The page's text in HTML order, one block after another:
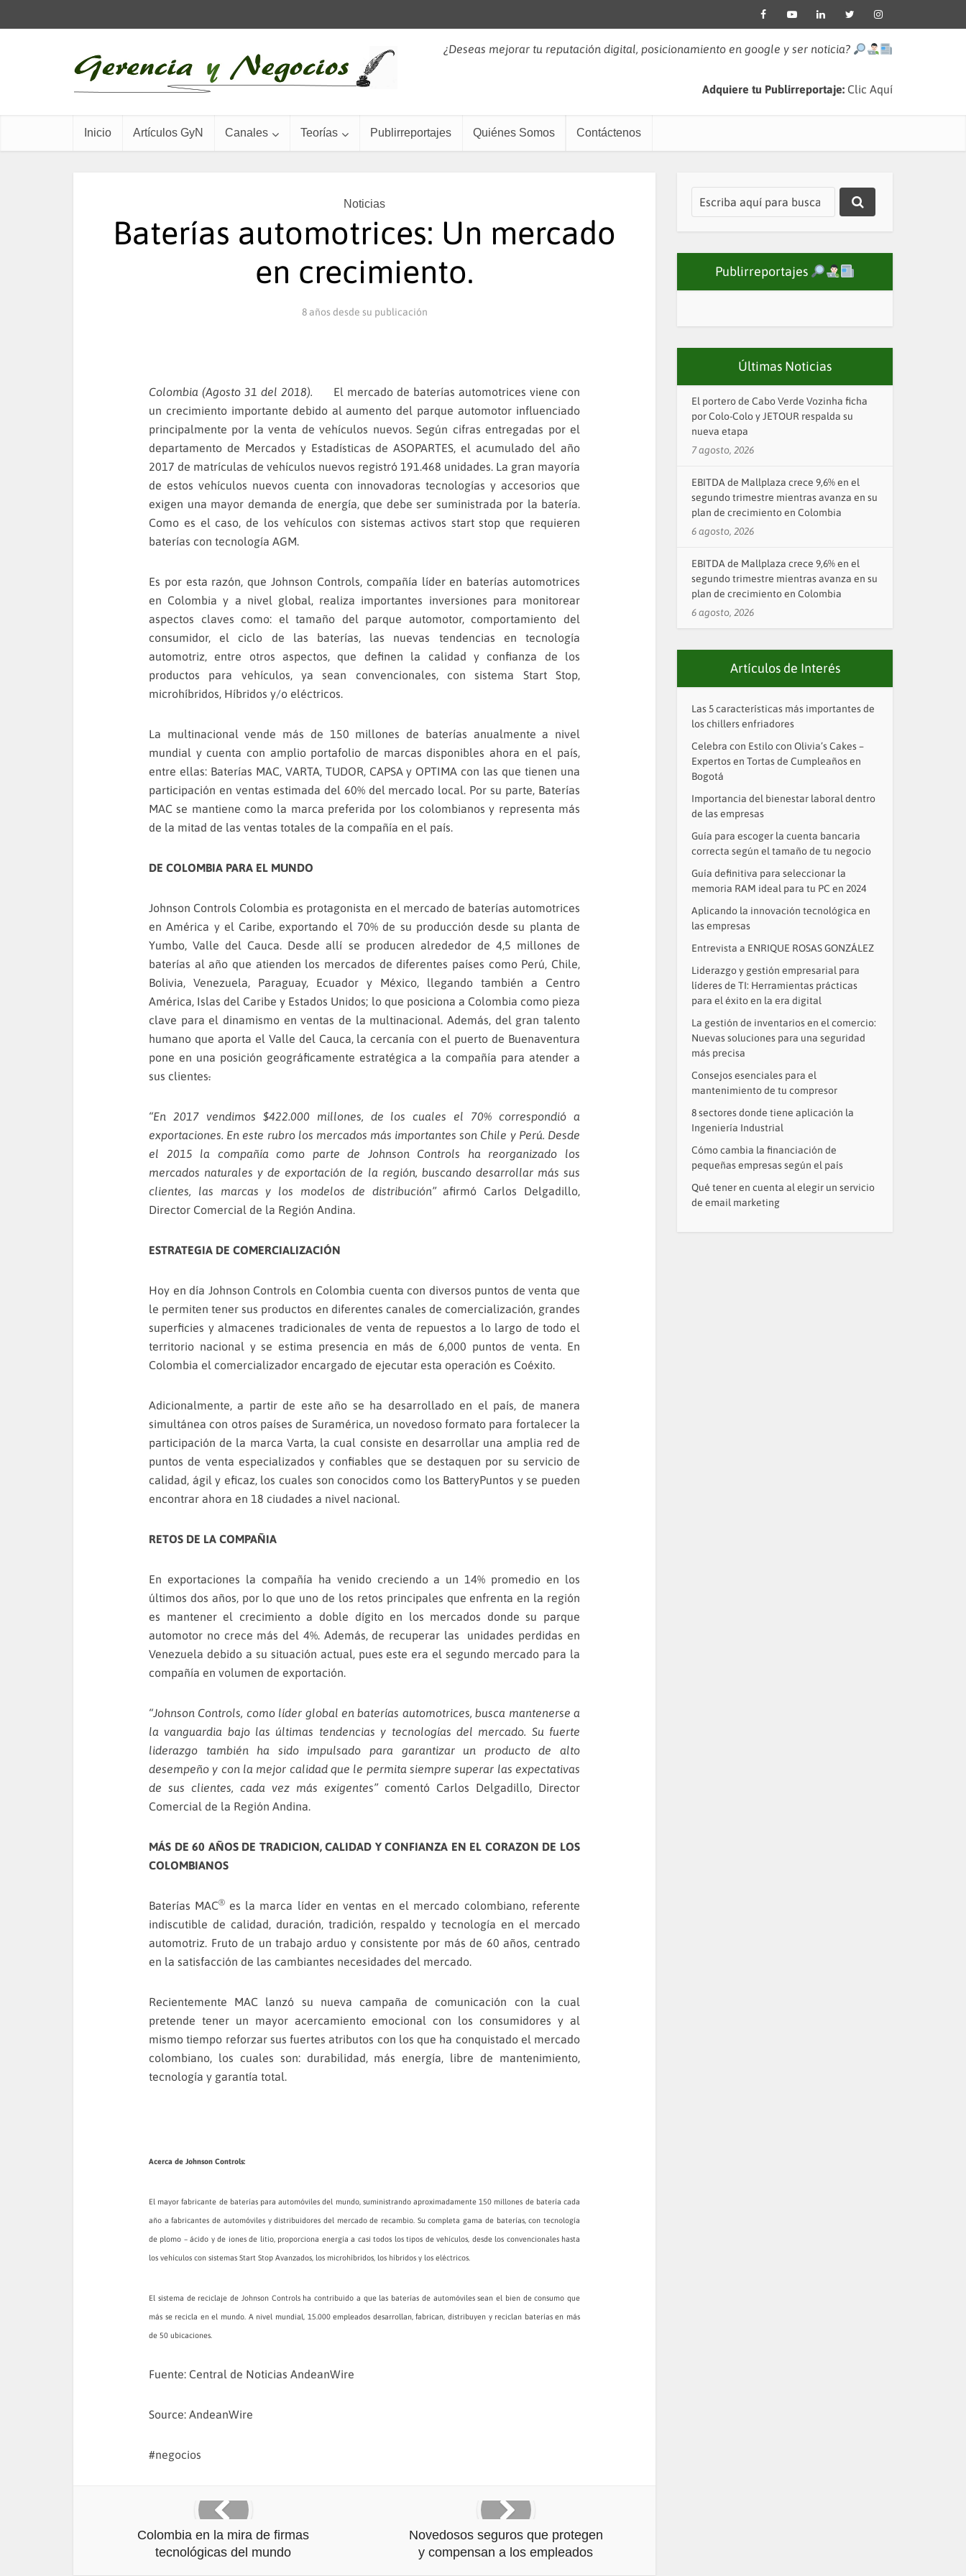
¿Deseas mejorar tu reputación digital, posicionamiento en google y ser noticia?
Adquiere tu Publirreportaje: Clic Aquí
Inicio Artículos GyN Canales Teorías Publirreportajes Quiénes Somos Contáctenos
Noticias
Baterías automotrices: Un mercado
en crecimiento.
8 años desde su publicación
Colombia (Agosto 31 del 2018). El mercado de baterías automotrices viene con
un crecimiento importante debido al aumento del parque automotor influenciado
principalmente por la venta de vehículos nuevos. Según cifras entregadas por el
departamento de Mercados y Estadísticas de ASOPARTES, el acumulado del año
2017 de matrículas de vehículos nuevos registró 191.468 unidades. La gran mayoría
de estos vehículos nuevos cuenta con innovadoras tecnologías y accesorios que
exigen una mayor demanda de energía, que debe ser suministrada por la batería.
Como es el caso, de los vehículos con sistemas activos start stop que requieren
baterías con tecnología AGM.
Es por esta razón, que Johnson Controls, compañía líder en baterías automotrices
en Colombia y a nivel global, realiza importantes inversiones para monitorear
aspectos claves como: el tamaño del parque automotor, comportamiento del
consumidor, el ciclo de las baterías, las nuevas tendencias en tecnología
automotriz, entre otros aspectos, que definen la calidad y confianza de los
productos para vehículos, ya sean convencionales, con sistema Start Stop,
microhíbridos, Híbridos y/o eléctricos.
La multinacional vende más de 150 millones de baterías anualmente a nivel
mundial y cuenta con amplio portafolio de marcas disponibles ahora en el país,
entre ellas: Baterías MAC, VARTA, TUDOR, CAPSA y OPTIMA con las que tienen una
participación en ventas estimada del 60% del mercado local. Por su parte, Baterías
MAC se mantiene como la marca preferida por los colombianos y representa más
de la mitad de las ventas totales de la compañía en el país.
DE COLOMBIA PARA EL MUNDO
Johnson Controls Colombia es protagonista en el mercado de baterías automotrices
en América y el Caribe, exportando el 70% de su producción desde su planta de
Yumbo, Valle del Cauca. Desde allí se producen alrededor de 4,5 millones de
baterías al año que atienden los mercados de diferentes países como Perú, Chile,
Bolivia, Venezuela, Paraguay, Ecuador y México, llegando también a Centro
América, Islas del Caribe y Estados Unidos; lo que posiciona a Colombia como pieza
clave para el dinamismo en ventas de la multinacional. Además, del gran talento
humano que aporta el Valle del Cauca, la cercanía con el puerto de Buenaventura
pone en una posición geográficamente estratégica a la compañía para atender a
sus clientes.
“En 2017 vendimos $422.000 millones, de los cuales el 70% correspondió a
exportaciones. En este rubro los mercados más importantes son Chile y Perú. Desde
el 2015 la compañía como parte de Johnson Controls ha reorganizado los
mercados naturales y de exportación de la región, buscando desarrollar más sus
clientes, las marcas y los modelos de distribución”afirmó Carlos Delgadillo,
Director Comercial de la Región Andina.
ESTRATEGIA DE COMERCIALIZACIÓN
Hoy en día Johnson Controls en Colombia cuenta con diversos puntos de venta que
le permiten tener sus productos en diferentes canales de comercialización, grandes
superficies y almacenes tradicionales de venta de repuestos a lo largo de todo el
territorio nacional y se estima presencia en más de 6,000 puntos de venta. En
Colombia el comercializador encargado de ejecutar esta operación es Coéxito.
Adicionalmente, a partir de este año se ha desarrollado en el país, de manera
simultánea con otros países de Suramérica, un novedoso formato para fortalecer la
participación de la marca Varta, la cual consiste en desarrollar una amplia red de
puntos de venta especializados y confiables que se destaquen por su servicio de
calidad, ágil y eficaz, los cuales son conocidos como los BatteryPuntos y se pueden
encontrar ahora en 18 ciudades a nivel nacional.
RETOS DE LA COMPAÑIA
En exportaciones la compañía ha venido creciendo a un 14% promedio en los
últimos dos años, por lo que uno de los retos principales que enfrenta en la región
es mantener el crecimiento a doble dígito en los mercados donde su parque
automotor no crece más del 4%. Además, de recuperar las unidades perdidas en
Venezuela debido a su situación actual, pues este era el segundo mercado para la
compañía en volumen de exportación.
“Johnson Controls, como líder global en baterías automotrices, busca mantenerse a
la vanguardia bajo las últimas tendencias y tecnologías del mercado. Su fuerte
liderazgo también ha sido impulsado para garantizar un producto de alto
desempeño y con la mejor calidad que le permita siempre superar las expectativas
de sus clientes, cada vez más exigentes”comentó Carlos Delgadillo, Director
Comercial de la Región Andina.
MÁS DE 60 AÑOS DE TRADICION, CALIDAD Y CONFIANZA EN EL CORAZON DE LOS
COLOMBIANOS
Baterías MAC® es la marca líder en ventas en el mercado colombiano, referente
indiscutible de calidad, duración, tradición, respaldo y tecnología en el mercado
automotriz. Fruto de un trabajo arduo y consistente por más de 60 años, centrado
en la satisfacción de las cambiantes necesidades del mercado.
Recientemente MAC lanzó su nueva campaña de comunicación con la cual
pretende tener un mayor acercamiento emocional con los consumidores y al
mismo tiempo reforzar sus fuertes atributos con los que ha conquistado el mercado
colombiano, los cuales son: durabilidad, más energía, libre de mantenimiento,
tecnología y garantía total.
Acerca de Johnson Controls:
El mayor fabricante de baterías para automóviles del mundo, suministrando aproximadamente 150 millones de batería cada
año a fabricantes de automóviles y distribuidores del mercado de recambio. Su completa gama de baterías, con tecnología
de plomo – ácido y de iones de litio, proporciona energía a casi todos los tipos de vehículos, desde los convencionales hasta
los vehículos con sistemas Start Stop Avanzados, los microhíbridos, los híbridos y los eléctricos.
El sistema de reciclaje de Johnson Controls ha contribuido a que las baterías de automóviles sean el bien de consumo que
más se recicla en el mundo. A nivel mundial, 15.000 empleados desarrollan, fabrican, distribuyen y reciclan baterías en más
de 50 ubicaciones.
Fuente: Central de Noticias AndeanWire
Source: AndeanWire
negocios
Colombia en la mira de firmas
tecnológicas del mundo
Novedosos seguros que protegen
y compensan a los empleados
Publirreportajes
Últimas Noticias
El portero de Cabo Verde Vozinha ficha
por Colo-Colo y JETOUR respalda su
nueva etapa
7 agosto, 2026
EBITDA de Mallplaza crece 9,6% en el
segundo trimestre mientras avanza en su
plan de crecimiento en Colombia
6 agosto, 2026
EBITDA de Mallplaza crece 9,6% en el
segundo trimestre mientras avanza en su
plan de crecimiento en Colombia
6 agosto, 2026
Artículos de Interés
Las 5 características más importantes de
los chillers enfriadores
Celebra con Estilo con Olivia’s Cakes –
Expertos en Tortas de Cumpleaños en
Bogotá
Importancia del bienestar laboral dentro
de las empresas
Guía para escoger la cuenta bancaria
correcta según el tamaño de tu negocio
Guía definitiva para seleccionar la
memoria RAM ideal para tu PC en 2024
Aplicando la innovación tecnológica en
las empresas
Entrevista a ENRIQUE ROSAS GONZÁLEZ
Liderazgo y gestión empresarial para
líderes de TI: Herramientas prácticas
para el éxito en la era digital
La gestión de inventarios en el comercio:
Nuevas soluciones para una seguridad
más precisa
Consejos esenciales para el
mantenimiento de tu compresor
8 sectores donde tiene aplicación la
Ingeniería Industrial
Cómo cambia la financiación de
pequeñas empresas según el país
Qué tener en cuenta al elegir un servicio
de email marketing